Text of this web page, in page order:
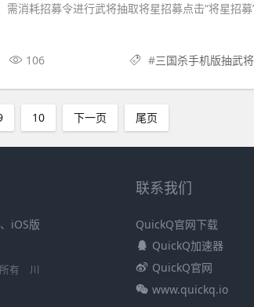
需消耗招募令进行武将抽取将星招募点击“将星招募
106 #三国杀手机版抽武将
10 下一页 尾页
iOS版
有
川
联系我们
QuickQ官网下载
QuickQ加速器
QuickQ官网
www.quickq.io